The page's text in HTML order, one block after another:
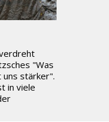
"Was
uns stärker".
in viele